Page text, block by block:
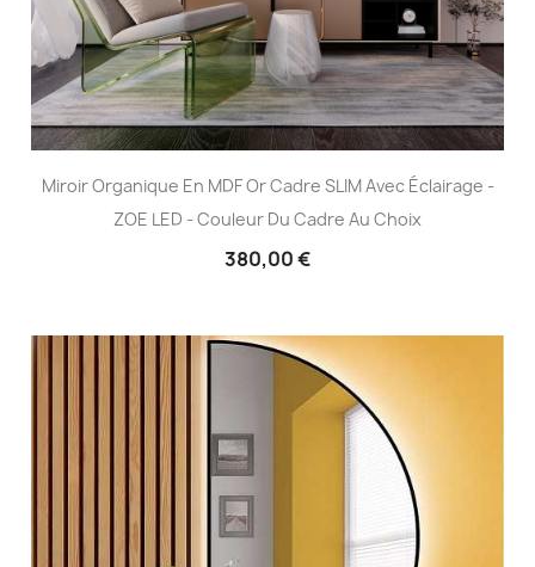
Miroir Organique En MDF Or Cadre SLIM Avec Éclairage -
ZOE LED - Couleur Du Cadre Au Choix
380,00 €